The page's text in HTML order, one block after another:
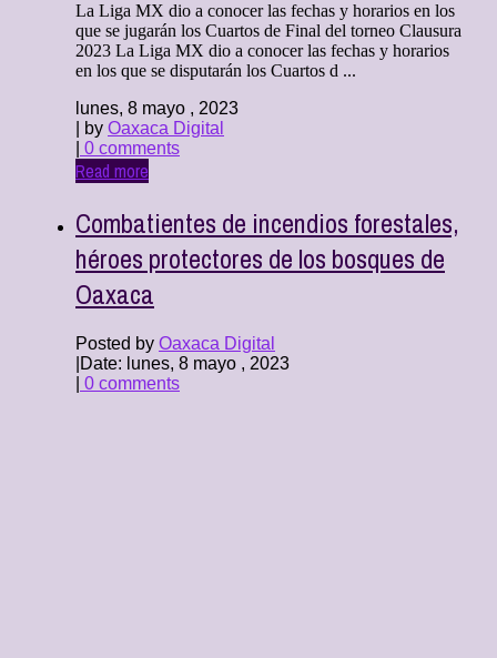
La Liga MX dio a conocer las fechas y horarios en los
que se jugarán los Cuartos de Final del torneo Clausura
2023 La Liga MX dio a conocer las fechas y horarios
en los que se disputarán los Cuartos d ...
lunes, 8 mayo , 2023
| by Oaxaca Digital
0 comments
Read more
Combatientes de incendios forestales,
héroes protectores de los bosques de
Oaxaca
Posted by Oaxaca Digital
Date: lunes, 8 mayo , 2023
0 comments